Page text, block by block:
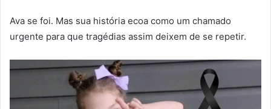
Ava se foi. Mas sua história ecoa como um chamado
urgente para que tragédias assim deixem de se repetir.